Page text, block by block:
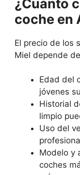
¿Cuánto
coche en
El precio de los
Miel depende
Edad del
jóvenes
Historial
limpio
Uso del
Modelo y
coches